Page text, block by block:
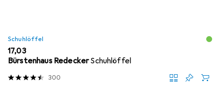
Schuhlöffel
EUR
17,03
Bürstenhaus RedeckerSchuhlöffel
300